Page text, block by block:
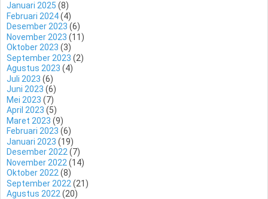
Januari 2025 (8)
Februari 2024(4)
Desember 2023 (6)
November 2023 (11)
Oktober 2023 (3)
September 2023 (2)
Agustus 2023 (4)
Juli 2023 (6)
Juni 2023 (6)
Mei 2023 (7)
April 2023 (5)
Maret 2023 (9)
Februari 2023 (6)
Januari 2023 (19)
Desember 2022(7)
November 2022 (14)
Oktober 2022(8)
September 2022 (21)
Agustus 2022(20)